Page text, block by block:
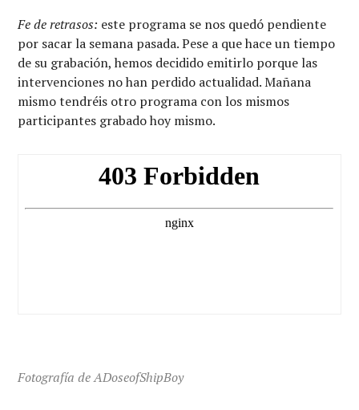
Fe de retrasos: este programa se nos quedó pendiente
por sacar la semana pasada. Pese a que hace un tiempo
de su grabación, hemos decidido emitirlo porque las
intervenciones no han perdido actualidad. Mañana
mismo tendréis otro programa con los mismos
participantes grabado hoy mismo.
Fotografía de ADoseofShipBoy